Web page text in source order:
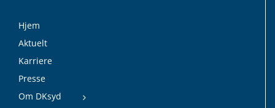
Hjem
Aktuelt
Karriere
Presse
Om DKsyd